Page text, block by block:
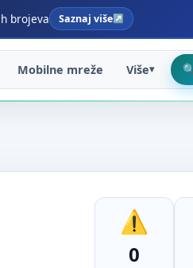
brojeva Saznaj više
Mobilne mreže Više
0